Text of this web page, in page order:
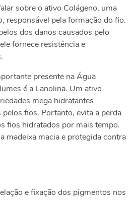
sobre o ativo Colágeno, uma
responsável pela formação do fio.
dos danos causados pelo
fornece resistência e
presente na Água
é a Lanolina. Um ativo
mega hidratantes
fios. Portanto, evita a perda
fios hidratados por mais tempo.
madeixa macia e protegida contra
e fixação dos pigmentos nos